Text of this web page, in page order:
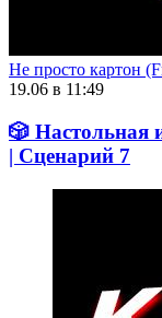
Не просто картон
19.06 в 11:49
🎲 Настольная
| Сценарий 7